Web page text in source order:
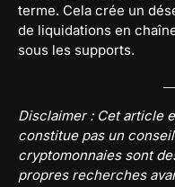
terme. Cela crée un
de liquidations en
sous les supports.
Disclaimer : Cet article
constitue pas un
cryptomonnaies sont
propres recherches